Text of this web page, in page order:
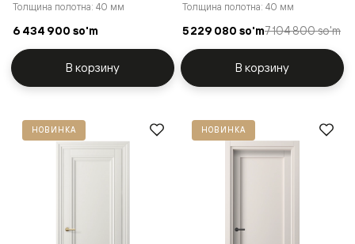
Толщина полотна: 40 мм
6 434 900 so'm
В корзину
Толщина полотна: 40 мм
5 229 080 so'm7 104 800 so'm
В корзину
НОВИНКА НОВИНКА